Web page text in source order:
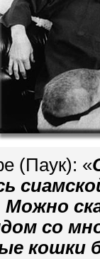
(Паук): «
Можно
со
кошки